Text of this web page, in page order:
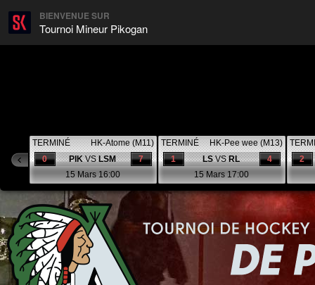
BIENVENUE SUR
Tournoi Mineur Pikogan
TERMINÉ
HK-Atome (M11)
7
0 PIKVSLSM
15 Mars 16:00
TERMINÉ
HK-Pee wee (M13)
4
1 LSVSRL
15 Mars 17:00
2